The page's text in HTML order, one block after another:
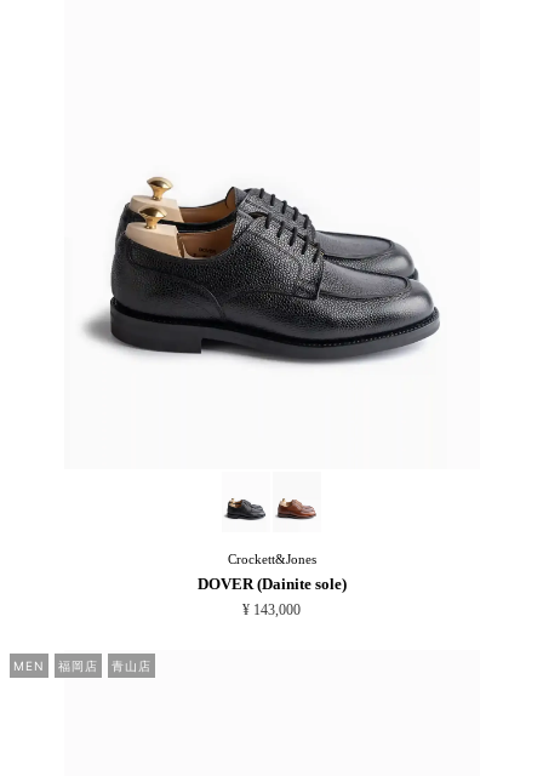
Crockett&Jones
DOVER (Dainite sole)
¥ 143,000
MEN 福岡店 青山店